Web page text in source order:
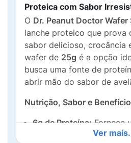
Proteica com Sabor
O Dr. Peanut Doctor Wafer
lanche proteico que prova
sabor delicioso, crocância
wafer de 25g é a opção
busca uma fonte de
abrir mão do sabor de
Nutrição, Sabor e
6g de Proteína:Fornece
aporte proteico para
Ver